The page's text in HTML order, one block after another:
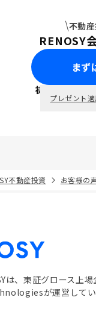
不動
RENOSY
まず
初回面談で
プレゼント
不動産投資 お客様の
は、東証グロース上場
が運営してい